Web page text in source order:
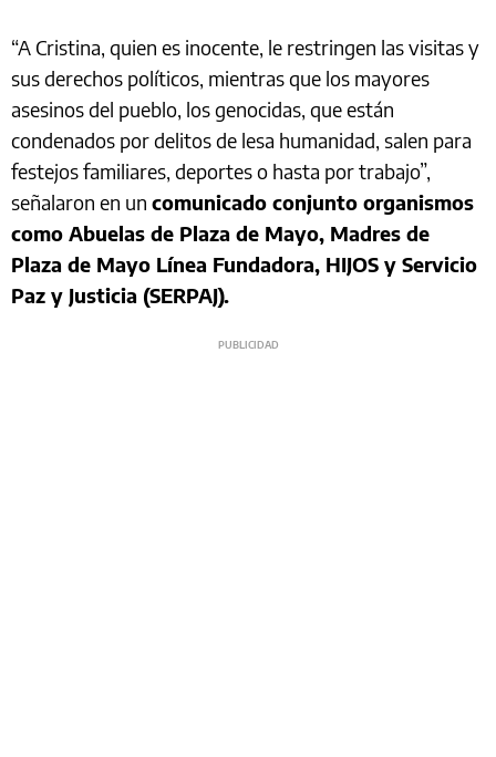
“A Cristina, quien es inocente, le restringen las visitas y
sus derechos políticos, mientras que los mayores
asesinos del pueblo, los genocidas, que están
condenados por delitos de lesa humanidad, salen para
festejos familiares, deportes o hasta por trabajo”,
señalaron en un comunicado conjunto organismos
como Abuelas de Plaza de Mayo, Madres de
Plaza de Mayo Línea Fundadora, HIJOS y Servicio
Paz y Justicia (SERPAJ).